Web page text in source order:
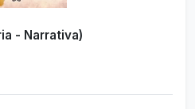
- Narrativa)